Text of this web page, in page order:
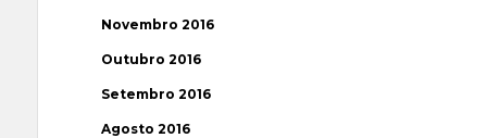
Novembro 2016
Outubro 2016
Setembro 2016
Agosto 2016